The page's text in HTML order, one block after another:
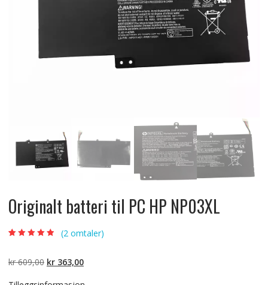
Originalt batteri til PC HP NP03XL
på
kundevurdering
(2omtaler)
kr609,00 Opprinnelig
kr363,00Nåværende